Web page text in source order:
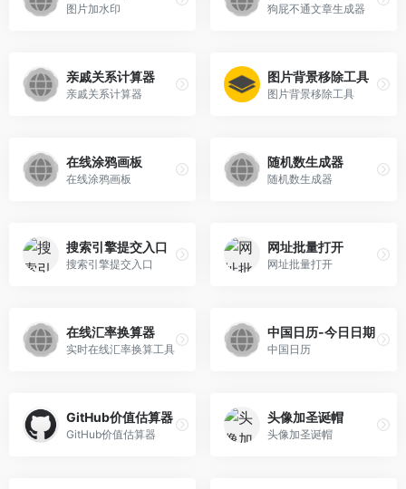
图片加水印 狗屁不通文章生成器
亲戚关系计算器
亲戚关系计算器
图片背景移除工具
图片背景移除工具
在线涂鸦画板
在线涂鸦画板
随机数生成器
随机数生成器
搜索引擎提交入口
搜索引擎提交入口
网址批量打开
网址批量打开
在线汇率换算器
实时在线汇率换算工具
中国日历-今日日期
中国日历
GitHub价值估算器
GitHub价值估算器
头像加圣诞帽
头像加圣诞帽